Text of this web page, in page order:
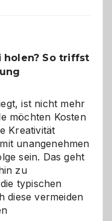
holen? So triffst
ist nicht mehr
möchten Kosten
Kreativität
unangenehmen
sein. Das geht
zu
typischen
diese vermeiden